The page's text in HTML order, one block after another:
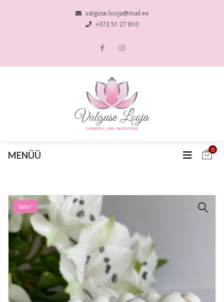
valguse.looja@mail.ee
+372 51 27 810
MENÜÜ
0
Sale!